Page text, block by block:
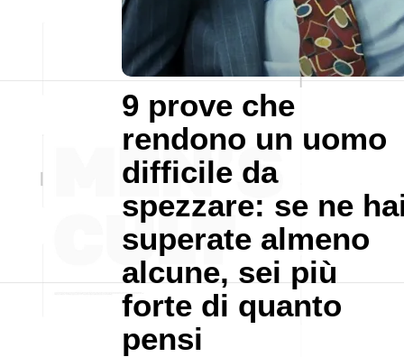
9 prove che
rendono un uomo
difficile da
spezzare: se ne
superate almeno
alcune, sei più
forte di quanto
pensi